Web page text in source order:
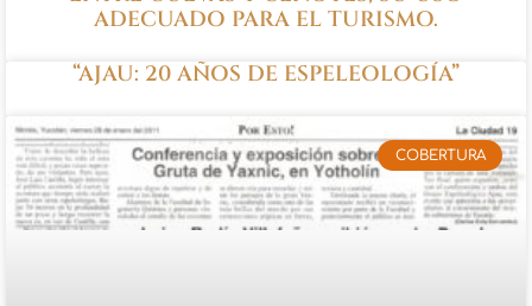
ADECUADO PARA EL TURISMO.
“AJAU: 20 AÑOS DE ESPELEOLOGÍA”
COBERTURA